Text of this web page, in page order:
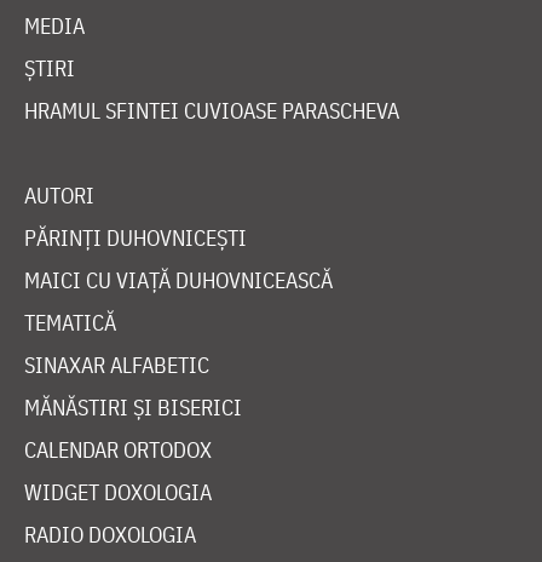
MEDIA
ȘTIRI
HRAMUL SFINTEI CUVIOASE PARASCHEVA
AUTORI
PĂRINȚI DUHOVNICEȘTI
MAICI CU VIAȚĂ DUHOVNICEASCĂ
TEMATICĂ
SINAXAR ALFABETIC
MĂNĂSTIRI ȘI BISERICI
CALENDAR ORTODOX
WIDGET DOXOLOGIA
RADIO DOXOLOGIA